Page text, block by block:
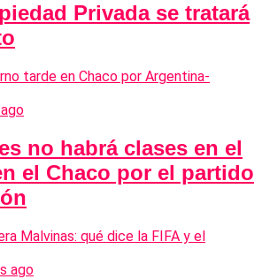
Privada se tratará
no habrá clases en el
el Chaco por el partido
ago